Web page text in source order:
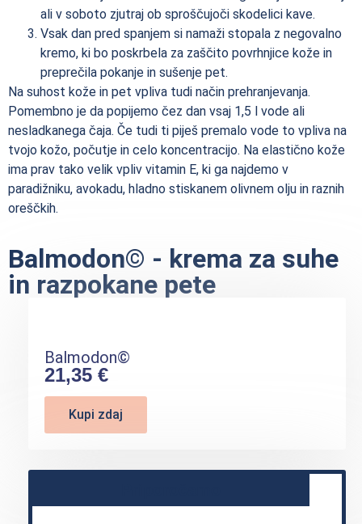
ali v soboto zjutraj ob sproščujoči skodelici kave.
Vsak dan pred spanjem si namaži stopala z negovalno
kremo, ki bo poskrbela za zaščito povrhnjice kože in
preprečila pokanje in sušenje pet.
Na suhost kože in pet vpliva tudi način prehranjevanja.
Pomembno je da popijemo čez dan vsaj 1,5 l vode ali
nesladkanega čaja. Če tudi ti piješ premalo vode to vpliva na
tvojo kožo, počutje in celo koncentracijo. Na elastično kože
ima prav tako velik vpliv vitamin E, ki ga najdemo v
paradižniku, avokadu, hladno stiskanem olivnem olju in raznih
oreščkih.
Balmodon© - krema za suhe
in razpokane pete
Balmodon©
21,35 €
Kupi zdaj